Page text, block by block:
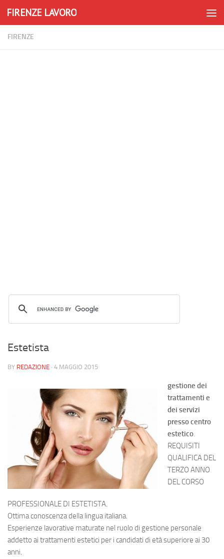
Skip to content
FIRENZE LAVORO
FIRENZE
Estetista
BY REDAZIONE · 4 MAGGIO 2015
gestione dei
trattamenti e
dei servizi
presso centro
estetico.
REQUISITI
QUALIFICA DEL
TERZO ANNO
DEL CORSO
PROFESSIONALE DI ESTETISTA.
Ottima conoscenza della lingua italiana.
Esperienze lavorative maturate nel ruolo di gestione personale
addetto ai trattamenti estetici per i candidati di età superiore ai 30
anni.